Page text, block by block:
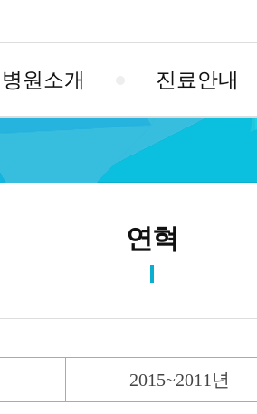
병원소개 진료안내
연혁
2015~2011년